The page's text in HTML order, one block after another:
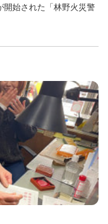
開始された「林野火災警